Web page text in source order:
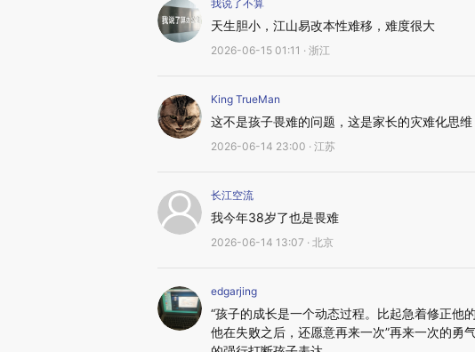
我说了不算
天生胆小，江山易改本性难移，难度很大
2026-06-15 01:11 · 浙江
King TrueMan
这不是孩子畏难的问题，这是家长的灾难化思维
2026-06-14 23:00 · 江苏
长江空流
我今年38岁了也是畏难
2026-06-14 13:07 · 北京
edgarjing
“孩子的成长是一个动态过程。比起急着修正他
他在失败之后，还愿意再来一次”再来一次的勇